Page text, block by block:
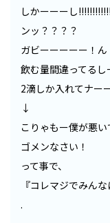
しかーーーし
ンッ？？？？
ガビーーーーー！ん
飲む量間違ってるし
2滴しか入れてナー
↓
こりゃもー僕が悪
ゴメンなさい！
って事で、
『コレマジでみん
.